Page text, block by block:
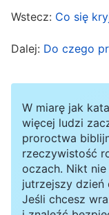
zakłócenia i
bez wyrzutów
Bez względu
kościoła i
dbasz, nie
winny – przez
sumienia ani
Wstecz: Co się
Dalej: Do czego
W miarę jak
więcej ludzi
proroctwa
rzeczywistość
oczach. Nikt
jutrzejszy dzień
Jeśli chcesz